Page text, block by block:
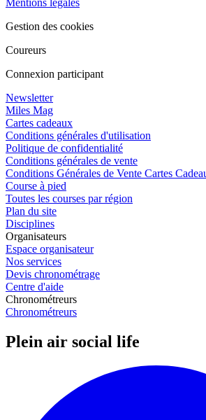
Gestion des cookies
Coureurs
Connexion participant
Newsletter
Miles Mag
Cartes cadeaux
Conditions générales d'utilisation
Politique de confidentialité
Conditions générales de vente
Conditions Générales de Vente Cartes
Course à pied
Toutes les courses par région
Plan du site
Disciplines
Organisateurs
Espace organisateur
Nos services
Devis chronométrage
Centre d'aide
Chronométreurs
Chronométreurs
Plein air social life